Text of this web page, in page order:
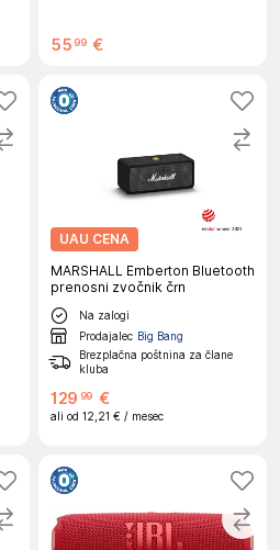
55 99 €
UAU CENA
MARSHALL Emberton Bluetooth
prenosni zvočnik črn
Na zalogi
Prodajalec Big Bang
Brezplačna poštnina za člane
kluba
129 99 €
ali od 12,21 € / mesec